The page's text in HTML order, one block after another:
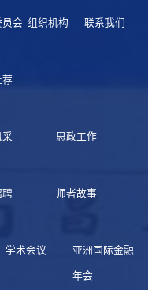
会 组织机构 联系我们
荐
采 思政工作
聘 师者故事
学术会议 亚洲国际金融
年会